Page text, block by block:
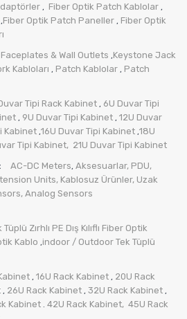
, Fiber Optik Patch Kablolar ,
,Fiber Optik Patch Paneller , Fiber Optik
Faceplates & Wall Outlets ,Keystone Jack
Kabloları , Patch Kablolar , Patch
Tipi Rack Kabinet , 6U Duvar Tipi
, 9U Duvar Tipi Kabinet , 12U Duvar
Kabinet ,16U Duvar Tipi Kabinet ,18U
Tipi Kabinet, 21U Duvar Tipi Kabinet
AC-DC Meters, Aksesuarlar, PDU,
Units, Kablosuz Ürünler, Uzak
, Analog Sensors
Tüplü Zırhlı PE Dış Kılıflı Fiber Optik
Kablo ,indoor / Outdoor Tek Tüplü
, 16U Rack Kabinet , 20U Rack
, 26U Rack Kabinet , 32U Rack Kabinet ,
Kabinet 42U Rack Kabinet, 45U Rack